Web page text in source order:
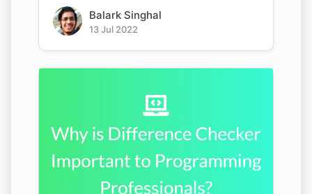
Balark Singhal
13 Jul 2022